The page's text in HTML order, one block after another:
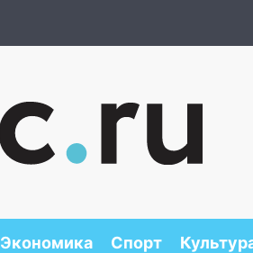
Экономика Спорт